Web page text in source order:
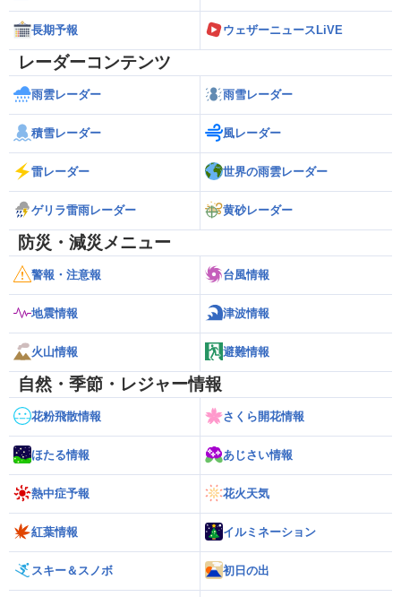
長期予報 ウェザーニュースLiVE
レーダーコンテンツ
雨雲レーダー 雨雪レーダー
積雪レーダー 風レーダー
雷レーダー 世界の雨雲レーダー
ゲリラ雷雨レーダー 黄砂レーダー
防災・減災メニュー
警報・注意報 台風情報
地震情報 津波情報
火山情報 避難情報
自然・季節・レジャー情報
花粉飛散情報 さくら開花情報
ほたる情報 あじさい情報
熱中症予報 花火天気
紅葉情報 イルミネーション
スキー＆スノボ 初日の出